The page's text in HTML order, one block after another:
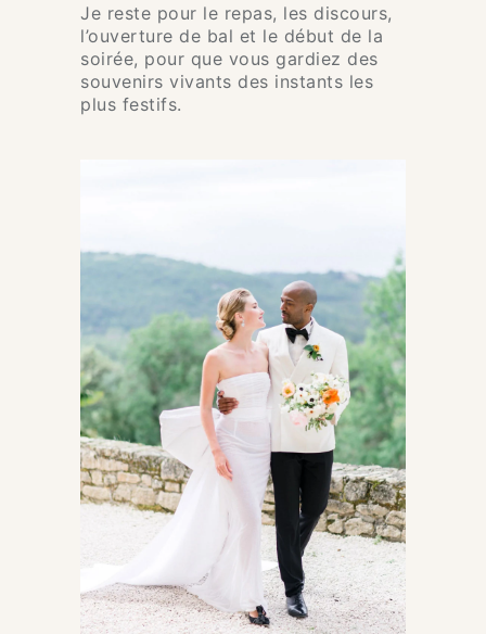
Je reste pour le repas, les discours,
l’ouverture de bal et le début de la
soirée, pour que vous gardiez des
souvenirs vivants des instants les
plus festifs.